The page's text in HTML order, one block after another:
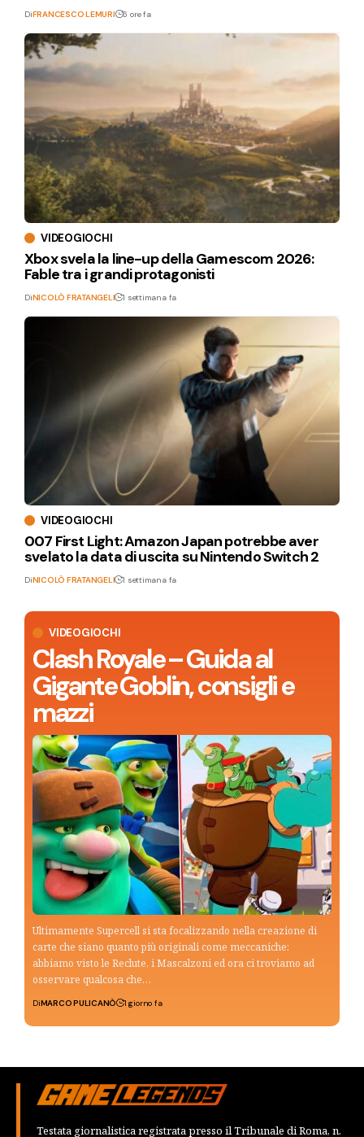
VIDEOGIOCHI
Clash Royale – Guida al
Gigante Goblin, consigli e
mazzi
Ultimamente Supercell si sta focalizzando nella creazione di
carte che siano quanto più originali come meccaniche:
abbiamo visto le Reclute, i Mascalzoni ed ora ci troviamo ad
osservare qualcosa che…
DiMARCO PULICANÒ 1 giorno fa
DiFRANCESCO LEMURI 6 ore fa
VIDEOGIOCHI
Xbox svela la line-up della Gamescom 2026:
Fable tra i grandi protagonisti
DiNICOLÒ FRATANGELI 1 settimana fa
VIDEOGIOCHI
007 First Light: Amazon Japan potrebbe aver
svelato la data di uscita su Nintendo Switch 2
DiNICOLÒ FRATANGELI 1 settimana fa
Testata giornalistica registrata presso il Tribunale di Roma, n.